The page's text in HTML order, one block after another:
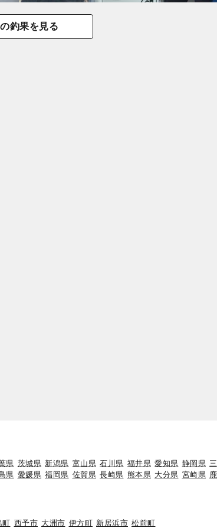
釣果を見る
県 茨城県 新潟県 富山県 石川県 福井県 愛知県 静岡県
県 愛媛県 福岡県 佐賀県 長崎県 熊本県 大分県 宮崎県
町 西予市 大洲市 伊方町 新居浜市 松前町